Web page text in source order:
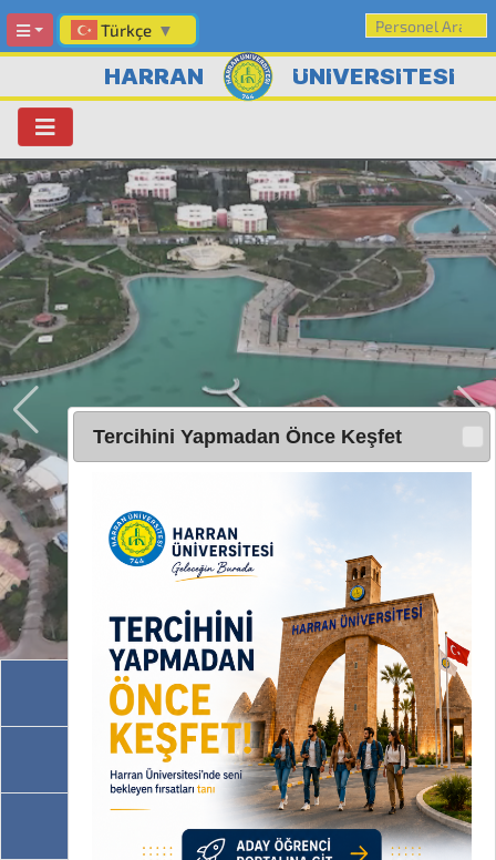
Türkçe ▼
HARRAN ÜNİVERSİTESİ
Akademik Birimler
İdari Birimler
Programlarımız
Tercihini Yapmadan Önce Keşfet